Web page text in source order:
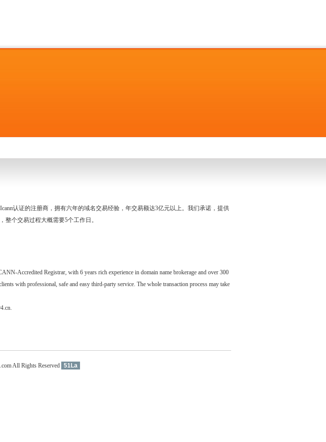
认证的注册商，拥有六年的域名交易经验，年交易额达3亿元以上。我们承诺，提供
个交易过程大概需要5个工作日。
Accredited Registrar, with 6 years rich experience in domain name brokerage and over 300
with professional, safe and easy third-party service. The whole transaction process may take
All Rights Reserved 51La